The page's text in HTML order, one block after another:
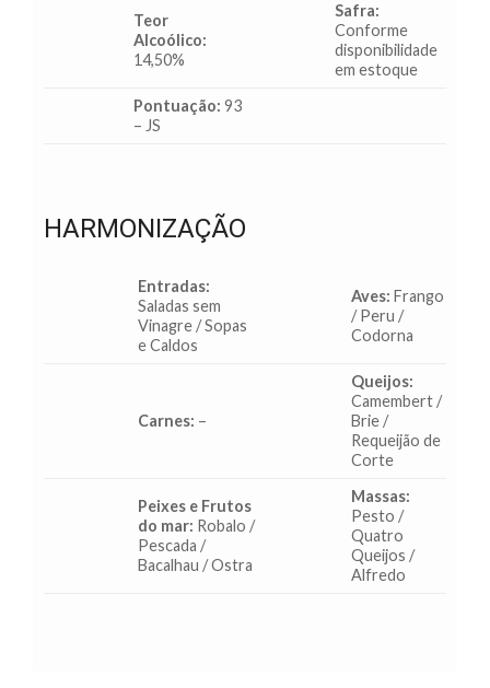
Teor
Alcoólico:
14,50%
Safra:
Conforme
disponibilidade
em estoque
Pontuação: 93
– JS
HARMONIZAÇÃO
Entradas:
Saladas sem
Vinagre / Sopas
e Caldos
Aves: Frango
/ Peru /
Codorna
Carnes: –
Queijos:
Camembert /
Brie /
Requeijão de
Corte
Peixes e Frutos
do mar: Robalo /
Pescada /
Bacalhau / Ostra
Massas:
Pesto /
Quatro
Queijos /
Alfredo